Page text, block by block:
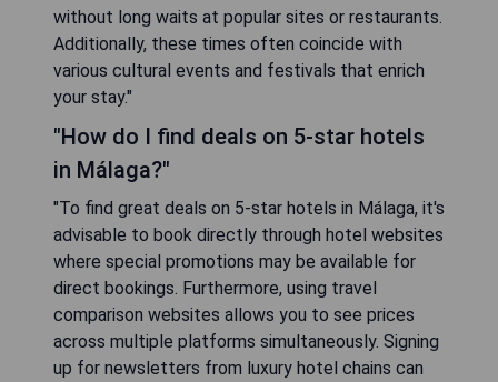
without long waits at popular sites or restaurants.
Additionally, these times often coincide with
various cultural events and festivals that enrich
your stay."
"How do I find deals on 5-star hotels
in Málaga?"
"To find great deals on 5-star hotels in Málaga, it's
advisable to book directly through hotel websites
where special promotions may be available for
direct bookings. Furthermore, using travel
comparison websites allows you to see prices
across multiple platforms simultaneously. Signing
up for newsletters from luxury hotel chains can